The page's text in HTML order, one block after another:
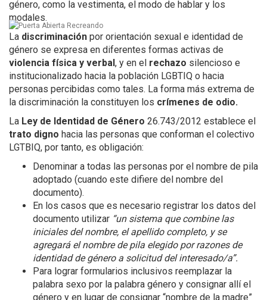
género, como la vestimenta, el modo de hablar y los
modales.
La discriminación por orientación sexual e identidad de
género se expresa en diferentes formas activas de
violencia física y verbal, y en el rechazo silencioso e
institucionalizado hacia la población LGBTIQ o hacia
personas percibidas como tales. La forma más extrema de
la discriminación la constituyen los crímenes de odio.
La Ley de Identidad de Género 26.743/2012 establece el
trato digno hacia las personas que conforman el colectivo
LGTBIQ, por tanto, es obligación:
Denominar a todas las personas por el nombre de pila
adoptado (cuando este difiere del nombre del
documento).
En los casos que es necesario registrar los datos del
documento utilizar “un sistema que combine las
iniciales del nombre, el apellido completo, y se
agregará el nombre de pila elegido por razones de
identidad de género a solicitud del interesado/a”.
Para lograr formularios inclusivos reemplazar la
palabra sexo por la palabra género y consignar allí el
género y en lugar de consignar “nombre de la madre”